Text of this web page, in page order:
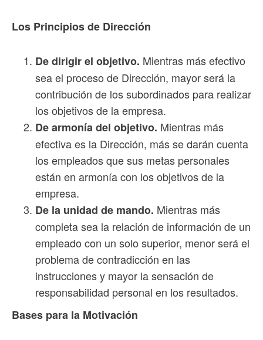
Los Principios de Dirección
De dirigir el objetivo. Mientras más efectivo
sea el proceso de Dirección, mayor será la
contribución de los subordinados para realizar
los objetivos de la empresa.
De armonía del objetivo. Mientras más
efectiva es la Dirección, más se darán cuenta
los empleados que sus metas personales
están en armonía con los objetivos de la
empresa.
De la unidad de mando. Mientras más
completa sea la relación de información de un
empleado con un solo superior, menor será el
problema de contradicción en las
instrucciones y mayor la sensación de
responsabilidad personal en los resultados.
Bases para la Motivación